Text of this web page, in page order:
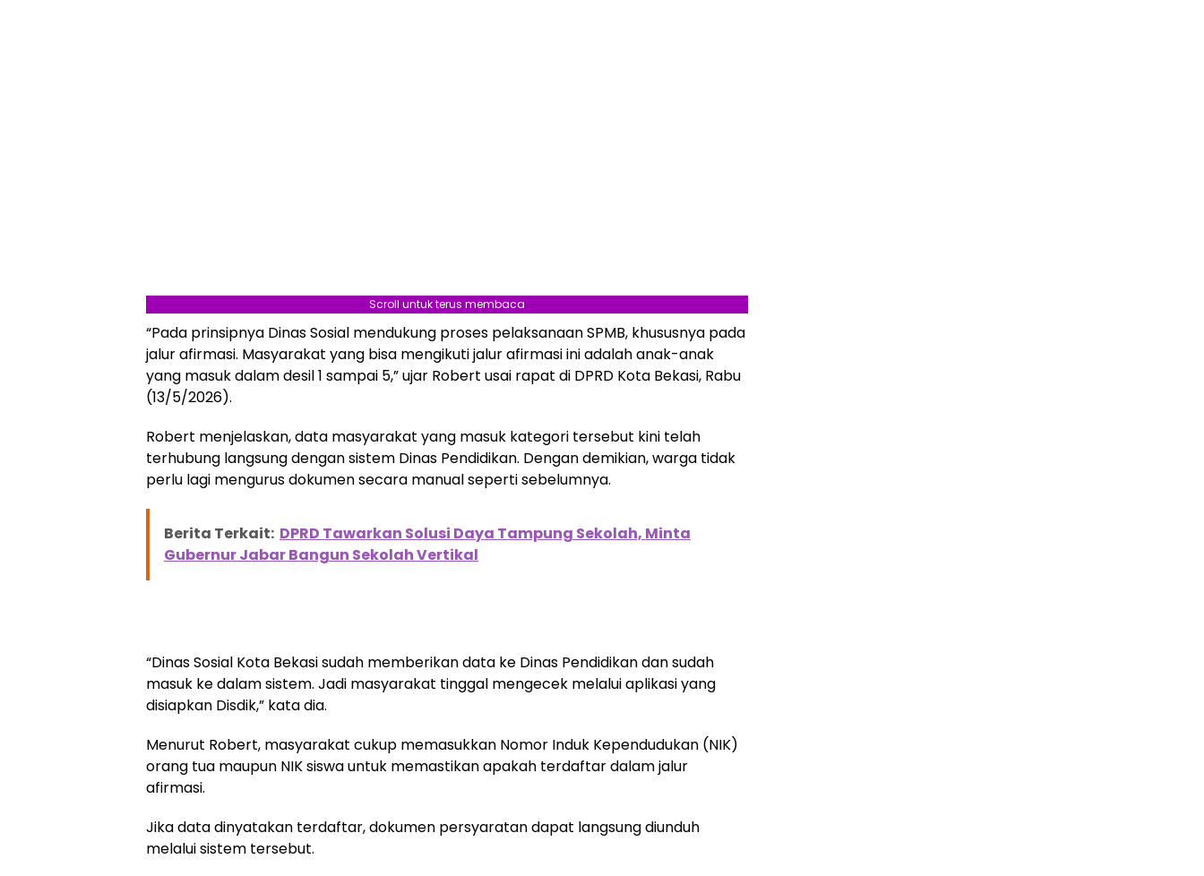
Scroll untuk terus membaca
“Pada prinsipnya Dinas Sosial mendukung proses pelaksanaan SPMB, khususnya pada
jalur afirmasi. Masyarakat yang bisa mengikuti jalur afirmasi ini adalah anak-anak
yang masuk dalam desil 1 sampai 5,” ujar Robert usai rapat di DPRD Kota Bekasi, Rabu
(13/5/2026).
Robert menjelaskan, data masyarakat yang masuk kategori tersebut kini telah
terhubung langsung dengan sistem Dinas Pendidikan. Dengan demikian, warga tidak
perlu lagi mengurus dokumen secara manual seperti sebelumnya.
Berita Terkait: DPRD Tawarkan Solusi Daya Tampung Sekolah, Minta
Gubernur Jabar Bangun Sekolah Vertikal
“Dinas Sosial Kota Bekasi sudah memberikan data ke Dinas Pendidikan dan sudah
masuk ke dalam sistem. Jadi masyarakat tinggal mengecek melalui aplikasi yang
disiapkan Disdik,” kata dia.
Menurut Robert, masyarakat cukup memasukkan Nomor Induk Kependudukan (NIK)
orang tua maupun NIK siswa untuk memastikan apakah terdaftar dalam jalur
afirmasi.
Jika data dinyatakan terdaftar, dokumen persyaratan dapat langsung diunduh
melalui sistem tersebut.